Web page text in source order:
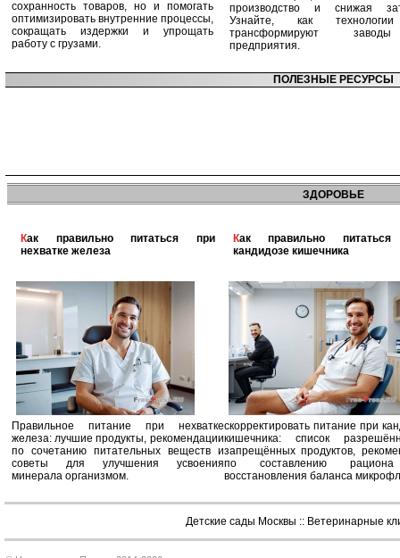
сохранность товаров, но и помогать
оптимизировать внутренние процессы,
сокращать издержки и упрощать
работу с грузами.
производство и снижая
Узнайте, как
трансформируют
предприятия.
ПОЛЕЗНЫЕ РЕСУРСЫ
ЗДОРОВЬЕ
Как правильно питаться при
нехватке железа
Правильное питание при нехватке
железа: лучшие продукты, рекомендации
по сочетанию питательных веществ и
советы для улучшения усвоения
минерала организмом.
Как правильно питаться при
кандидозе кишечника
скорректировать питание при
кишечника: список
запрещённых продуктов,
по составлению
восстановления баланса
Детские сады Москвы :: Ветеринарные